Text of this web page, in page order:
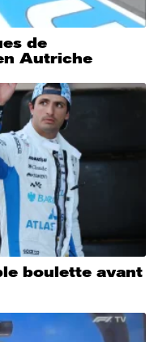
de
Autriche
boulette avant